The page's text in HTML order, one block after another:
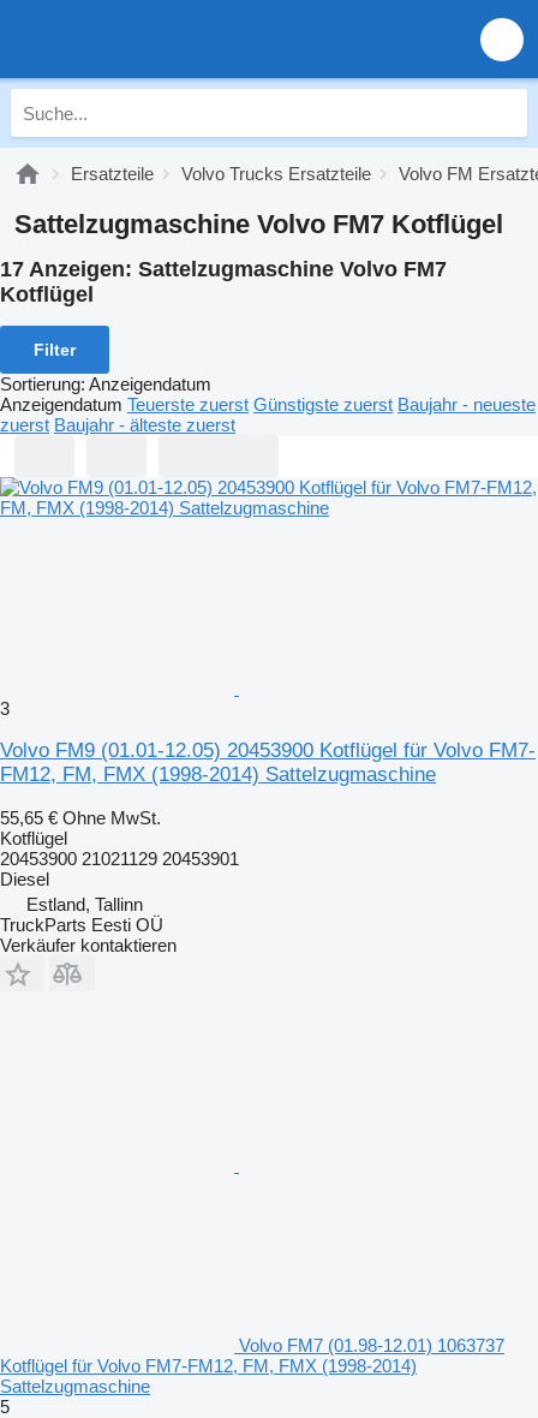
Ersatzteile Volvo Trucks Ersatzteile Volvo FM
Sattelzugmaschine Volvo FM7 Kotflügel
17 Anzeigen: Sattelzugmaschine Volvo FM7
Kotflügel
Filter
Sortierung: Anzeigendatum
Anzeigendatum Teuerste zuerst Günstigste zuerst Baujahr - neueste
zuerst Baujahr - älteste zuerst
3
Volvo FM9 (01.01-12.05) 20453900 Kotflügel für Volvo FM7-
FM12, FM, FMX (1998-2014) Sattelzugmaschine
55,65 € Ohne MwSt.
Kotflügel
20453900 21021129 20453901
Diesel
Estland, Tallinn
TruckParts Eesti OÜ
Verkäufer kontaktieren
Volvo FM7 (01.98-12.01) 1063737
Kotflügel für Volvo FM7-FM12, FM, FMX (1998-2014)
Sattelzugmaschine
5